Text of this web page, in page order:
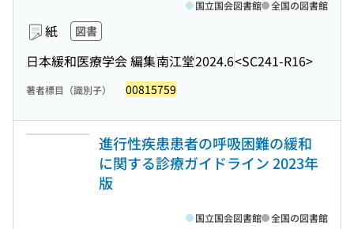
紙 図書
日本緩和医療学会 編集南江堂2024.6<SC241-R16>
国立国会図書館 全国の図書館
著者標目（識別子） 00815759
進行性疾患患者の呼吸困難の緩和
に関する診療ガイドライン 2023年
版
国立国会図書館 全国の図書館